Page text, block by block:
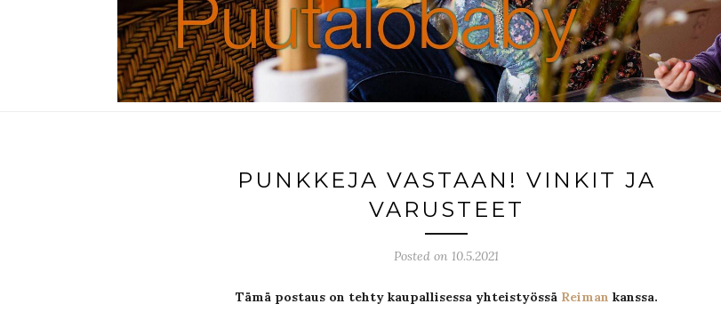
PUNKKEJA VASTAAN! VINKIT JA
VARUSTEET
Posted on 10.5.2021
Tämä postaus on tehty kaupallisessa yhteistyössä Reiman kanssa.